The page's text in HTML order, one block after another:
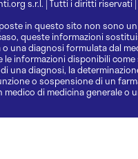
s.r.l. | Tutti i diritti riservati |
in questo sito non sono
queste informazioni
una diagnosi formulata dal
le informazioni disponibili
una diagnosi, la
o sospensione di un
di medicina generale o